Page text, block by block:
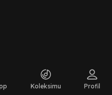
Koleksimu Profil